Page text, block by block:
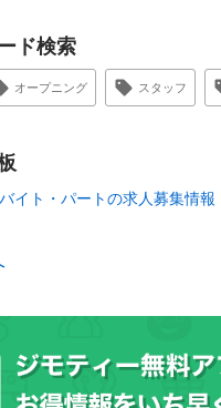
ド検索
オープニング スタッフ
イト・パートの求人募集情報